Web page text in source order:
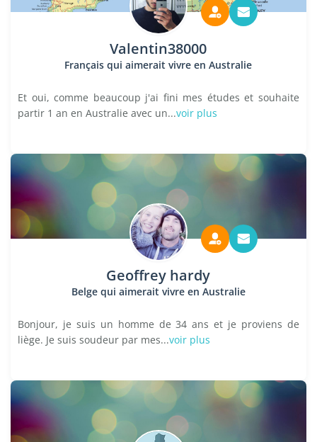
Valentin38000
Français qui aimerait vivre en Australie
Et oui, comme beaucoup j'ai fini mes études et souhaite
partir 1 an en Australie avec un...voir plus
Geoffrey hardy
Belge qui aimerait vivre en Australie
Bonjour, je suis un homme de 34 ans et je proviens de
liège. Je suis soudeur par mes...voir plus